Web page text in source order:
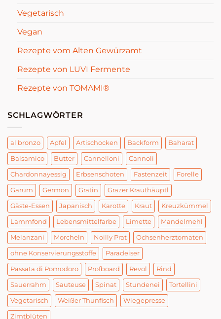
Vegetarisch
Vegan
Rezepte vom Alten Gewürzamt
Rezepte von LUVI Fermente
Rezepte von TOMAMI®
SCHLAGWÖRTER
al bronzo Apfel Artischocken Backform Baharat
Balsamico Butter Cannelloni Cannoli
Chardonnayessig Erbsenschoten Fastenzeit Forelle
Garum Germon Gratin Grazer Krauthäuptl
Gäste-Essen Japanisch Karotte Kraut Kreuzkümmel
Lammfond Lebensmittelfarbe Limette Mandelmehl
Melanzani Morcheln Noilly Prat Ochsenherztomaten
ohne Konservierungsstoffe Paradeiser
Passata di Pomodoro Profboard Revol Rind
Sauerrahm Sauteuse Spinat Stundenei Tortellini
Vegetarisch Weißer Thunfisch Wiegepresse
Zimtblüten